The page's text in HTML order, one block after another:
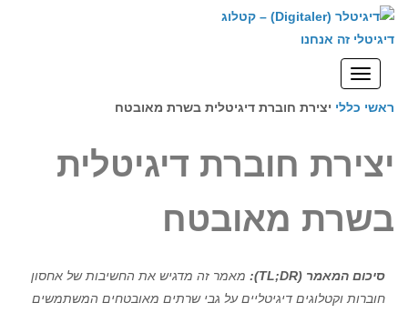
לתוכן
תפריט
ראשי כללי יצירת חוברת דיגיטלית בשרת מאובטח
יצירת חוברת דיגיטלית
בשרת מאובטח
סיכום המאמר (TL;DR):
מאמר זה מדגיש את החשיבות של אחסון
חוברות וקטלוגים דיגיטליים על גבי שרתים מאובטחים המשתמשים